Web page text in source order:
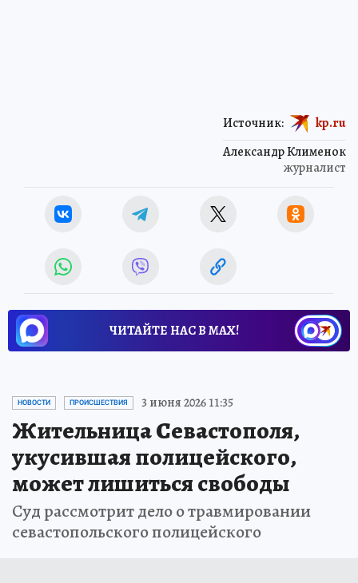
Александр Клименок
журналист
Источник: kp.ru
ЧИТАЙТЕ НАС В МАХ!
НОВОСТИ ПРОИСШЕСТВИЯ 3 июня 2026 11:35
Жительница Севастополя,
укусившая полицейского,
может лишиться свободы
Суд рассмотрит дело о травмировании
севастопольского полицейского